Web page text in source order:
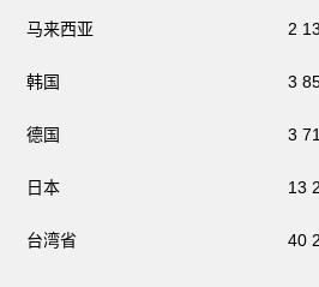
马来西亚 2 131000
韩国 3 85896
德国 3 710603
日本 13 2749847
台湾省 40 2562433